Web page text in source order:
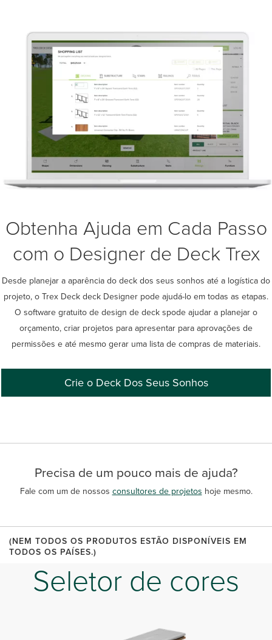
Obtenha Ajuda em Cada Passo
com o Designer de Deck Trex
Desde planejar a aparência do deck dos seus sonhos até a logística do
projeto, o Trex Deck deck Designer pode ajudá-lo em todas as etapas.
O software gratuito de design de deck spode ajudar a planejar o
orçamento, criar projetos para apresentar para aprovações de
permissões e até mesmo gerar uma lista de compras de materiais.
Crie o Deck Dos Seus Sonhos
Precisa de um pouco mais de ajuda?
Fale com um de nossos consultores de projetos hoje mesmo.
(NEM TODOS OS PRODUTOS ESTÃO DISPONÍVEIS EM
TODOS OS PAÍSES.)
Seletor de cores